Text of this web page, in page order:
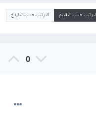
حسب التقييم الترتيب حسب التاريخ
0